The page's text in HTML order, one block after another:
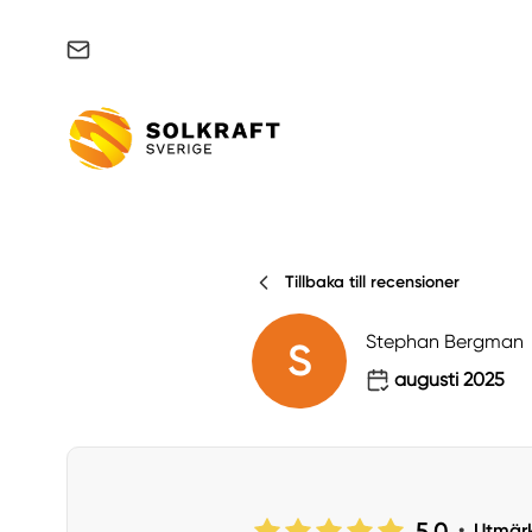
Tillbaka till recensioner
S
Stephan Bergman
augusti 2025